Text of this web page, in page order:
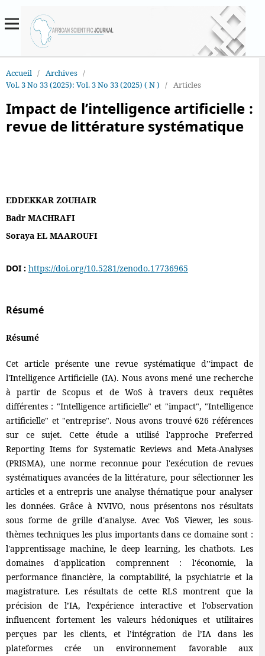
Accueil / Archives /
Vol. 3 No 33 (2025): Vol. 3 No 33 (2025) ( N ) / Articles
Impact de l’intelligence artificielle :
revue de littérature systématique
EDDEKKAR ZOUHAIR
Badr MACHRAFI
Soraya EL MAAROUFI
DOI : https://doi.org/10.5281/zenodo.17736965
Résumé
Résumé
Cet article présente une revue systématique d’'impact de
l'Intelligence Artificielle (IA). Nous avons mené une recherche
à partir de Scopus et de WoS à travers deux requêtes
différentes : "Intelligence artificielle" et "impact", "Intelligence
artificielle" et "entreprise". Nous avons trouvé 626 références
sur ce sujet. Cette étude a utilisé l'approche Preferred
Reporting Items for Systematic Reviews and Meta-Analyses
(PRISMA), une norme reconnue pour l'exécution de revues
systématiques avancées de la littérature, pour sélectionner les
articles et a entrepris une analyse thématique pour analyser
les données. Grâce à NVIVO, nous présentons nos résultats
sous forme de grille d'analyse. Avec VoS Viewer, les sous-
thèmes techniques les plus importants dans ce domaine sont :
l'apprentissage machine, le deep learning, les chatbots. Les
domaines d'application comprennent : l'économie, la
performance financière, la comptabilité, la psychiatrie et la
magistrature. Les résultats de cette RLS montrent que la
précision de l’IA, l’expérience interactive et l’observation
influencent fortement les valeurs hédoniques et utilitaires
perçues par les clients, et l’intégration de l’IA dans les
plateformes crée un environnement favorable aux